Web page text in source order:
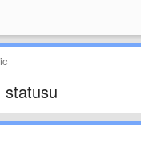
statusu